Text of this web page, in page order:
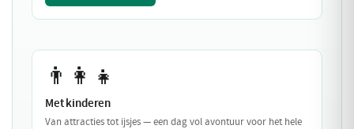
👨‍👩‍👧
Met kinderen
Van attracties tot ijsjes — een dag vol avontuur voor het hele